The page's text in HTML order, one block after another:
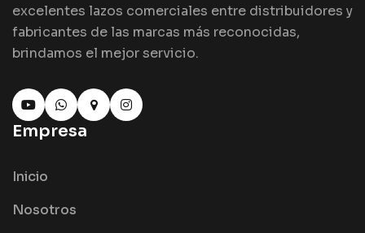
excelentes lazos comerciales entre distribuidores y
fabricantes de las marcas más reconocidas,
brindamos el mejor servicio.
Empresa
Inicio
Nosotros